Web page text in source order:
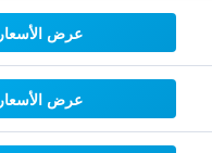
عرض الأسعار
عرض الأسعار